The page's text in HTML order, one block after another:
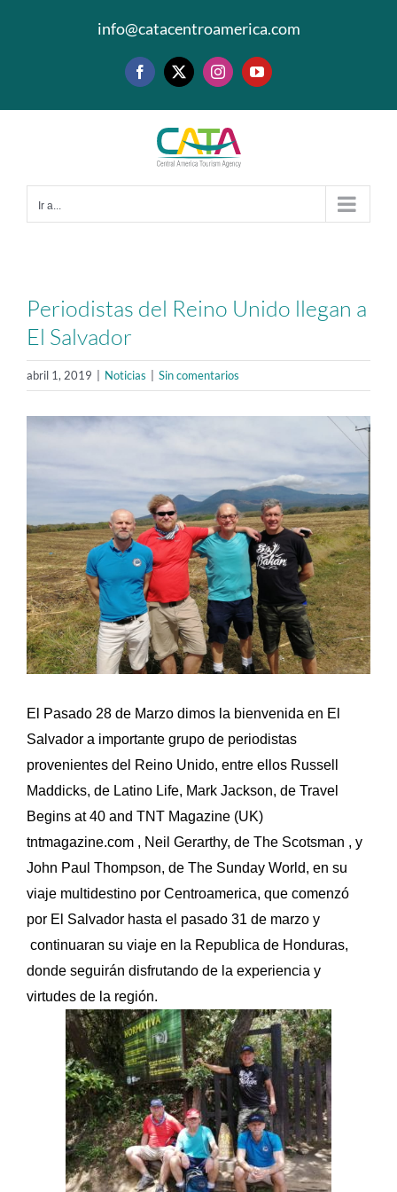
info@catacentroamerica.com
Facebook
X InstagramYouTube
Ir a...
Periodistas del Reino Unido llegan a
El Salvador
abril 1, 2019 | Noticias | Sin comentarios
Ver
El Pasado 28 de Marzo dimos la bienvenida en El
Salvador a importante grupo de periodistas
provenientes del Reino Unido, entre ellos Russell
Maddicks, de Latino Life, Mark Jackson, de Travel
Begins at 40 and TNT Magazine (UK)
tntmagazine.com , Neil Gerarthy, de The Scotsman , y
John Paul Thompson, de The Sunday World, en su
viaje multidestino por Centroamerica, que comenzó
por El Salvador hasta el pasado 31 de marzo y
continuaran su viaje en la Republica de Honduras,
donde seguirán disfrutando de la experiencia y
virtudes de la región.